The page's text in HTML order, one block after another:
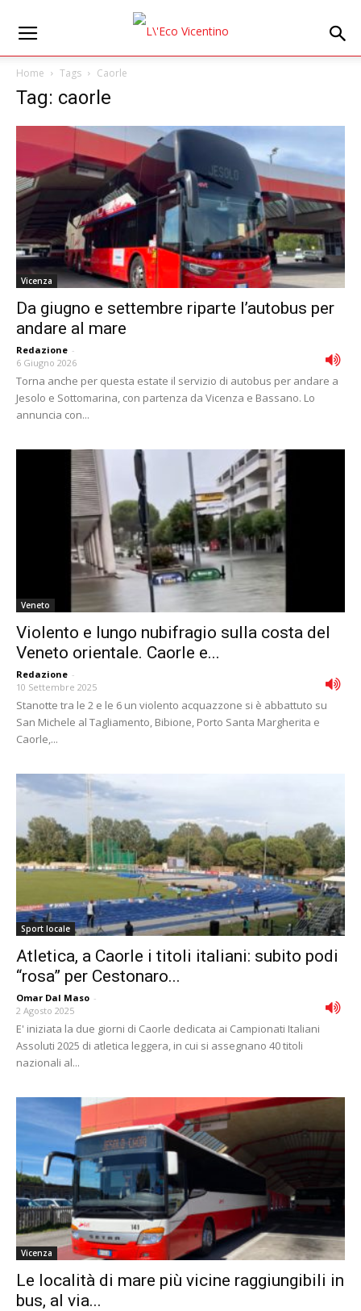
Home Tags Caorle
Tag: caorle
Vicenza
Da giugno e settembre riparte l’autobus per
andare al mare
Redazione -
6 Giugno 2026
Torna anche per questa estate il servizio di autobus per andare a
Jesolo e Sottomarina, con partenza da Vicenza e Bassano. Lo
annuncia con...
Veneto
Violento e lungo nubifragio sulla costa del
Veneto orientale. Caorle e...
Redazione -
10 Settembre 2025
Stanotte tra le 2 e le 6 un violento acquazzone si è abbattuto su
San Michele al Tagliamento, Bibione, Porto Santa Margherita e
Caorle,...
Sport locale
Atletica, a Caorle i titoli italiani: subito podi
“rosa” per Cestonaro...
Omar Dal Maso -
2 Agosto 2025
E' iniziata la due giorni di Caorle dedicata ai Campionati Italiani
Assoluti 2025 di atletica leggera, in cui si assegnano 40 titoli
nazionali al...
Vicenza
Le località di mare più vicine raggiungibili in
bus, al via...